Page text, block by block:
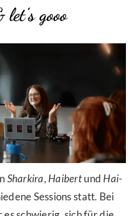
gooo
Sharkira, Haibertund Hai-
Sessions statt. Bei